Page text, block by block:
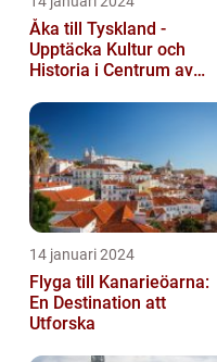
Åka till Tyskland -
Upptäcka Kultur och
Historia i Centrum av
14 januari 2024
Flyga till Kanarieöarna:
En Destination att
Utforska